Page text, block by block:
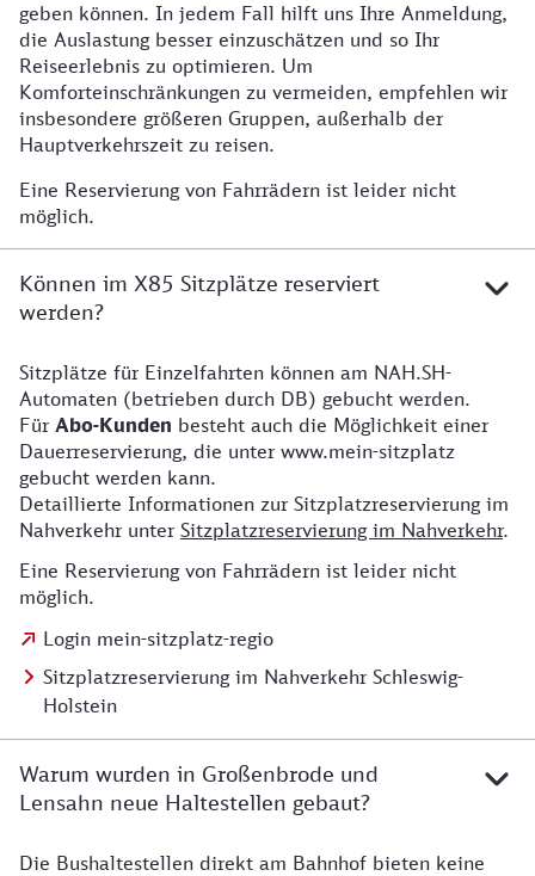
geben können. In jedem Fall hilft uns Ihre Anmeldung,
die Auslastung besser einzuschätzen und so Ihr
Reiseerlebnis zu optimieren. Um
Komforteinschränkungen zu vermeiden, empfehlen wir
insbesondere größeren Gruppen, außerhalb der
Hauptverkehrszeit zu reisen.
Eine Reservierung von Fahrrädern ist leider nicht
möglich.
Können im X85 Sitzplätze reserviert
werden?
Sitzplätze für Einzelfahrten
Sitzplätze für Einzelfahrten können am NAH.SH-
Automaten (betrieben durch DB) gebucht werden.
Für Abo-Kunden besteht auch die Möglichkeit einer
Dauerreservierung, die unter www.mein-sitzplatz
gebucht werden kann.
Detaillierte Informationen zur Sitzplatzreservierung im
Nahverkehr unter Sitzplatzreservierung im Nahverkehr.
Eine Reservierung von Fahrrädern ist leider nicht
möglich.
Login mein-sitzplatz-regio
Sitzplatzreservierung im Nahverkehr Schleswig-
Holstein
Warum wurden in Großenbrode und
Lensahn neue Haltestellen gebaut?
Die Bushaltestellen direkt am Bahnhof bieten keine